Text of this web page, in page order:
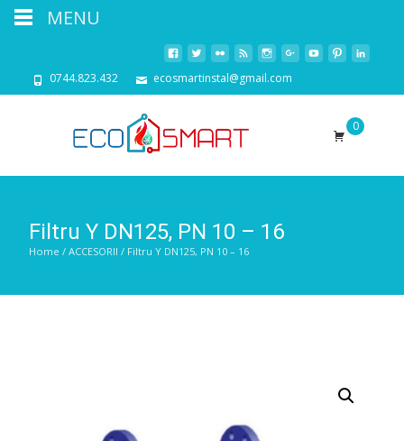
0744.823.432 ecosmartinstal@gmail.com
0
Filtru Y DN125, PN 10 – 16
Home / ACCESORII / Filtru Y DN125, PN 10 – 16
MENU